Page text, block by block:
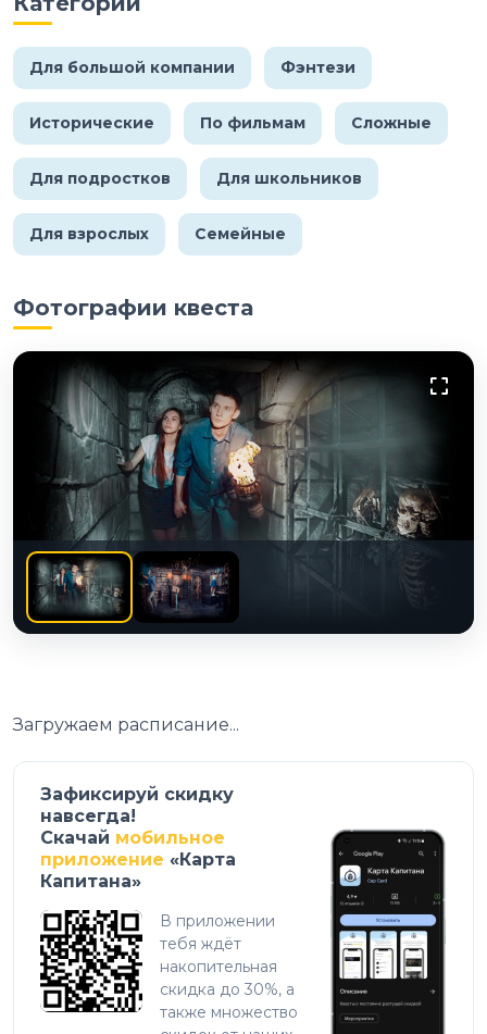
Для большой компании Фэнтези
Исторические По фильмам Сложные
Для подростков Для школьников
Для взрослых Семейные
Фотографии квеста
Загружаем расписание...
Зафиксируй скидку
навсегда!
Скачай мобильное
приложение «Карта
Капитана»
В приложении
тебя ждёт
накопительная
скидка до 30%, а
также множество